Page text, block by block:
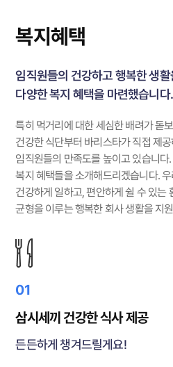
복지혜택
임직원들의 건강하고 행복한 생
다양한 복지 혜택을 마련했습니다.
특히 먹거리에 대한 세심한 배려가 돋
건강한 식단부터 바리스타가 직접 제
임직원들의 만족도를 높이고 있습니다.
복지 혜택들을 소개해드리겠습니다.
건강하게 일하고, 편안하게 쉴 수 있는
균형을 이루는 행복한 회사 생활을 지
01
삼시세끼 건강한 식사 제공
든든하게 챙겨드릴게요!